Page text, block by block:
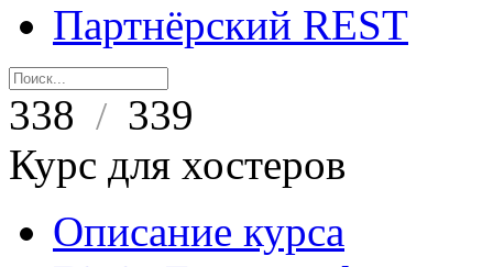
Партнёрский REST
338 / 339
Курс для хостеров
Описание курса